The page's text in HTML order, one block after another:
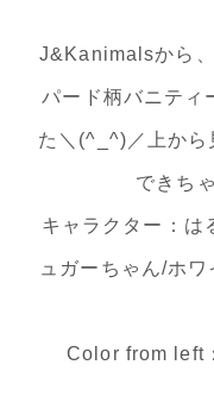
J&Kanimalsから
パード柄バニティ
た＼(^_^)／上から
できち
キャラクター：は
ュガーちゃん/ホ
Color from left